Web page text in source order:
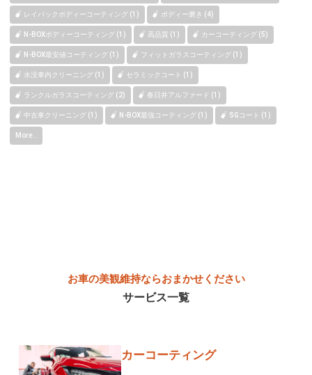
レイバックボディーコーティング (1) ボディー磨き (4)
N-BOXボディーコーティング (1) 高品質 (1) カーコーティング (5)
N-BOX最安値コーティング (1) フィットガラスコーティング (1)
水没車内クリーニング (1) セラミックコート (1)
ランクルガラスコーティング (2) 春日井アルファード (1)
中古車クリーニング (1) N-BOX最強コーティング (1) SGコート (1)
More..
お車の美観維持ならおまかせください
サービス一覧
カーコーティング